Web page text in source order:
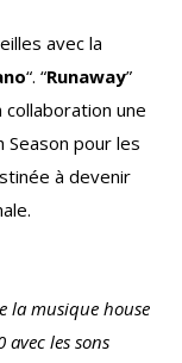
avec la
“. “Runaway”
une
Season pour les
à devenir
la musique house
avec les sons